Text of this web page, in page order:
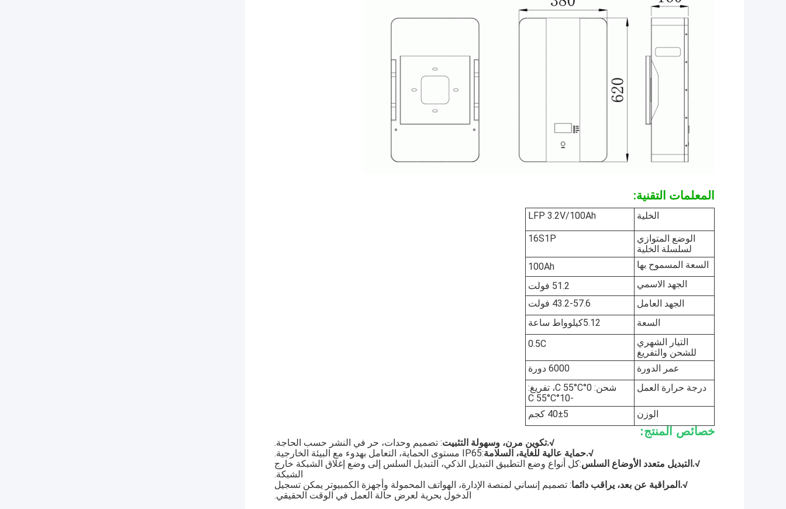
المعلمات التقنية:
الخلية LFP 3.2V/100Ah
الوضع المتوازي
لسلسلة الخلية
16S1P
السعة المسموح بها
100Ah
الجهد الاسمي
51.2 فولت
الجهد العامل
43.2-57.6 فولت
السعة
5.12كيلوواط ساعة
التيار الشهري
للشحن والتفريغ
0.5C
عمر الدورة
6000 دورة
درجة حرارة العمل
شحن: 0°C 55°C، تفريغ:
-10°C 55°C
الوزن
40±5 كجم
خصائص المنتج:
√.تكوين مرن، وسهولة التثبيت: تصميم وحدات، حر في النشر حسب الحاجة.
√.حماية عالية للغاية، السلامة:IP65 مستوى الحماية، التعامل بهدوء مع البيئة الخارجية.
√. التبديل متعدد الأوضاع السلس:كل أنواع وضع التطبيق التبديل الذكي، التبديل السلس إلى وضع إغلاق الشبكة خارج
الشبكة.
√. المراقبة عن بعد، يراقب دائما: تصميم إنساني لمنصة الإدارة، الهواتف المحمولة وأجهزة الكمبيوتر يمكن تسجيل
الدخول بحرية لعرض حالة العمل في الوقت الحقيقي.